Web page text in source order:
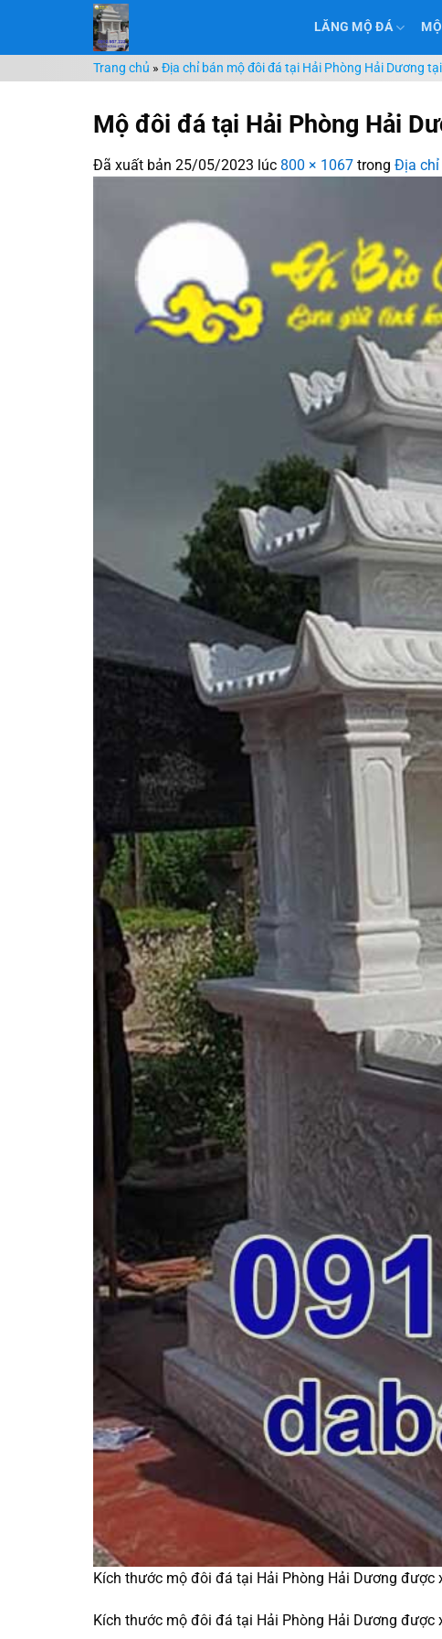
nội
dung
LĂNG MỘ ĐÁ
Trang chủ » Địa chỉ bán mộ đôi đá tại Hải Phòng Hải Dương
Mộ đôi đá tại Hải Phòng Hải
Đã xuất bản 25/05/2023 lúc 800 × 1067 trong Địa chỉ
Kích thước mộ đôi đá tại Hải Phòng Hải Dương
Kích thước mộ đôi đá tại Hải Phòng Hải Dương